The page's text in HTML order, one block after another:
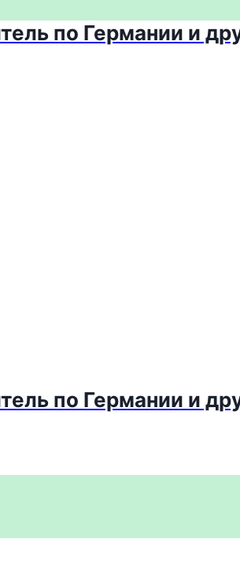
по Германии и
по Германии и